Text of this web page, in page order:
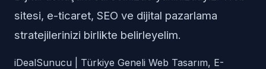
sitesi, e-ticaret, SEO ve dijital pazarlama
stratejilerinizi birlikte belirleyelim.
iDealSunucu | Türkiye Geneli Web Tasarım, E-